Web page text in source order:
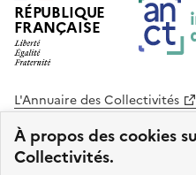
À propos des cookies
Collectivités.
RÉPUBLIQUE
FRANÇAISE
L'Annuaire des Collectivités
des Territoires
Cohésion des Territoires
.
est disponible en licence